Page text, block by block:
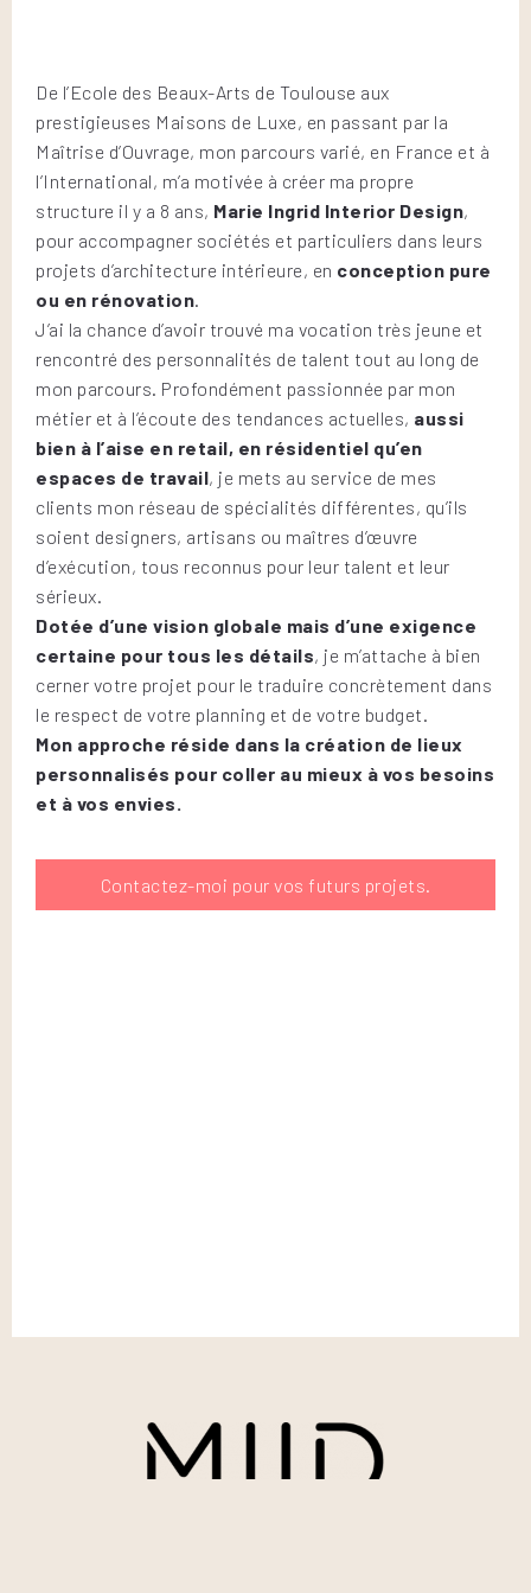
De l’Ecole des Beaux-Arts de Toulouse aux
prestigieuses Maisons de Luxe, en passant par la
Maîtrise d’Ouvrage, mon parcours varié, en France et à
l’International, m’a motivée à créer ma propre
structure il y a 8 ans, Marie Ingrid Interior Design,
pour accompagner sociétés et particuliers dans leurs
projets d’architecture intérieure, en conception pure
ou en rénovation.
J’ai la chance d’avoir trouvé ma vocation très jeune et
rencontré des personnalités de talent tout au long de
mon parcours. Profondément passionnée par mon
métier et à l’écoute des tendances actuelles, aussi
bien à l’aise en retail, en résidentiel qu’en
espaces de travail, je mets au service de mes
clients mon réseau de spécialités différentes, qu’ils
soient designers, artisans ou maîtres d’œuvre
d’exécution, tous reconnus pour leur talent et leur
sérieux.
Dotée d’une vision globale mais d’une exigence
certaine pour tous les détails, je m’attache à bien
cerner votre projet pour le traduire concrètement dans
le respect de votre planning et de votre budget.
Mon approche réside dans la création de lieux
personnalisés pour coller au mieux à vos besoins
et à vos envies.
Contactez-moi pour vos futurs projets.